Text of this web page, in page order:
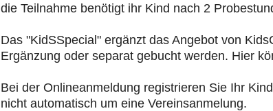
die Teilnahme benötigt ihr Kind nach 2
Das "KidSSpecial" ergänzt das Angebot von
Ergänzung oder separat gebucht werden. Hier
Bei der Onlineanmeldung registrieren Sie Ihr
nicht automatisch um eine Vereinsanmelung.